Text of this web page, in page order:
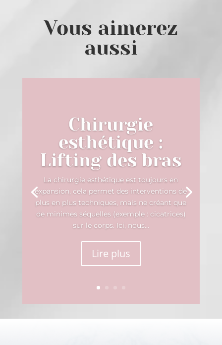
Vous aimerez
aussi
Chirurgie
esthétique :
Lifting des bras
La chirurgie esthétique est toujours en
expansion, cela permet des interventions de
plus en plus techniques, mais ne créant que
de minimes séquelles (exemple : cicatrices)
sur le corps. Ici, nous...
Lire plus